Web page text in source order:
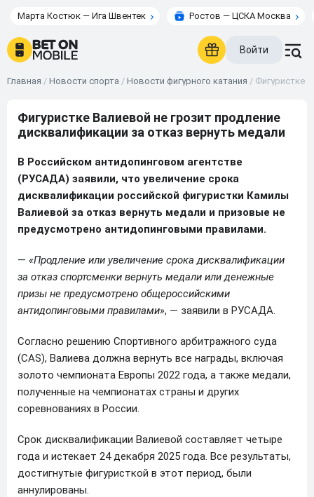
Марта Костюк — Ига Швентек Ростов — ЦСКА Москва
Войти
Главная / Новости спорта / Новости фигурного катания / Фигуристке
Фигуристке Валиевой не грозит продление
дисквалификации за отказ вернуть медали
В Российском антидопинговом агентстве
(РУСАДА) заявили, что увеличение срока
дисквалификации российской фигуристки Камилы
Валиевой за отказ вернуть медали и призовые не
предусмотрено антидопинговыми правилами.
— «Продление или увеличение срока дисквалификации
за отказ спортсменки вернуть медали или денежные
призы не предусмотрено общероссийскими
антидопинговыми правилами», — заявили в РУСАДА.
Согласно решению Спортивного арбитражного суда
(CAS), Валиева должна вернуть все награды, включая
золото чемпионата Европы 2022 года, а также медали,
полученные на чемпионатах страны и других
соревнованиях в России.
Срок дисквалификации Валиевой составляет четыре
года и истекает 24 декабря 2025 года. Все результаты,
достигнутые фигуристкой в этот период, были
аннулированы.